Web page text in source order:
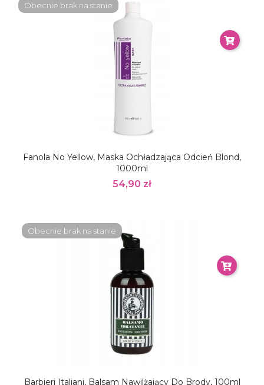
Fanola No Yellow, Maska Ochładzająca Odcień Blond,
1000ml
54,90 zł
Obecnie brak na stanie
Barbieri Italiani, Balsam Nawilżający Do Brody, 100ml
Obecnie brak na stanie